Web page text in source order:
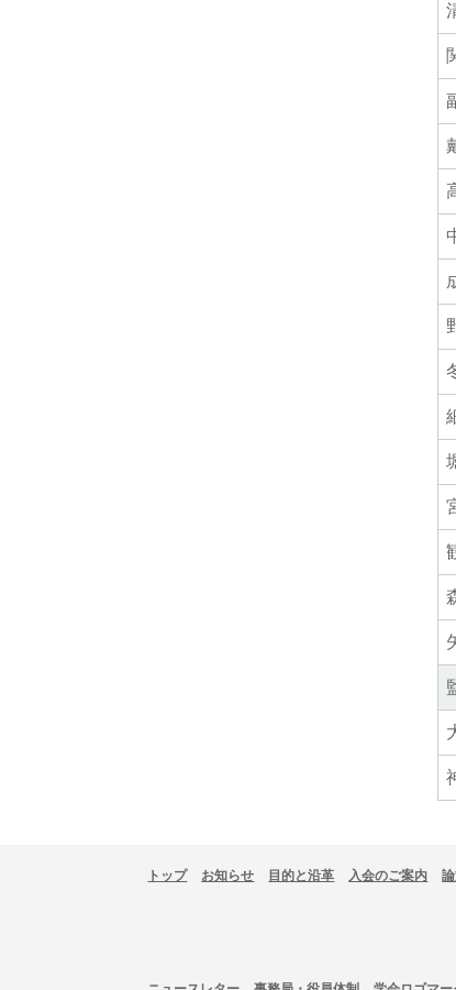
トップ お知らせ 目的と沿革 入会のご案内